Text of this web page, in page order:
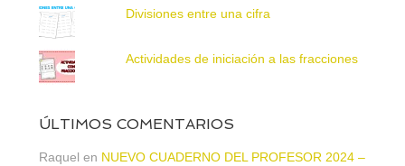
Divisiones entre una cifra
Actividades de iniciación a las fracciones
ÚLTIMOS COMENTARIOS
Raquel en NUEVO CUADERNO DEL PROFESOR 2024 –